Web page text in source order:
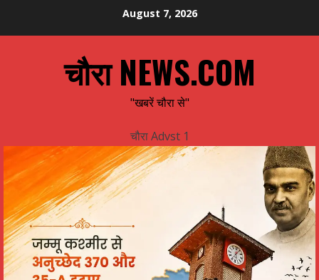
August 7, 2026
चौरा NEWS.COM
"खबरें चौरा से"
चौरा Advst 1